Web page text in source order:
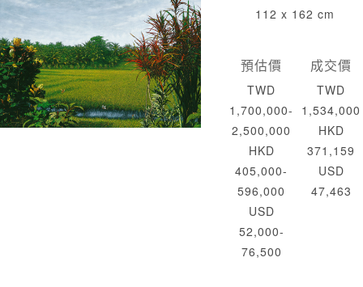
112 x 162 cm
預估價
TWD
1,700,000-
2,500,000
HKD
405,000-
596,000
USD
52,000-
76,500
成交價
TWD
1,534,000
HKD
371,159
USD
47,463